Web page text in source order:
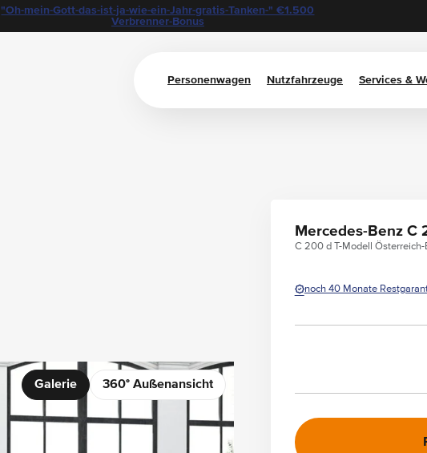
"Oh-mein-Gott-das-ist-ja-wie-ein-Jahr-gratis-Tanken-" €1.500
Verbrenner-Bonus
Personenwagen Nutzfahrzeuge Services &
Galerie 360° Außenansicht
Mercedes-Benz C
C 200 d T-Modell Österreich-
noch 40 Monate